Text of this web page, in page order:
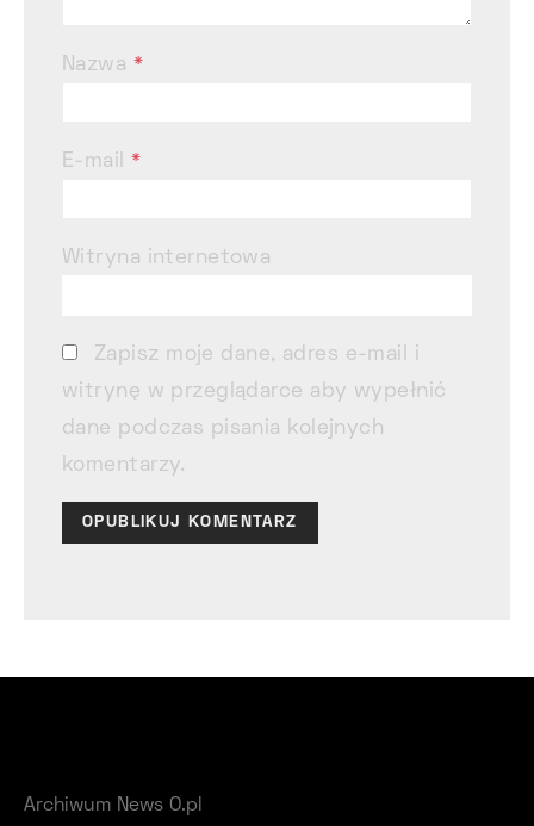
Nazwa *
E-mail*
Witryna internetowa
Zapisz moje dane, adres e-mail i
witrynę w przeglądarce aby wypełnić
dane podczas pisania kolejnych
komentarzy.
Archiwum News O.pl